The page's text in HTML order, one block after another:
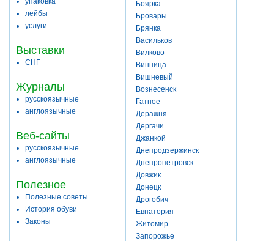
лейбы
услуги
Выставки
СНГ
Журналы
русскоязычные
англоязычные
Веб-сайты
русскоязычные
англоязычные
Полезное
Полезные советы
История обуви
Законы
Боярка
Бровары
Брянка
Васильков
Вилково
Винница
Вишневый
Вознесенск
Гатное
Деражня
Дергачи
Джанкой
Днепродзержинск
Днепропетровск
Довжик
Донецк
Дрогобич
Евпатория
Житомир
Запорожье